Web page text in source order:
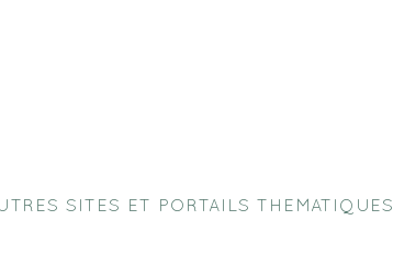
SITES ET PORTAILS THEMATIQUES